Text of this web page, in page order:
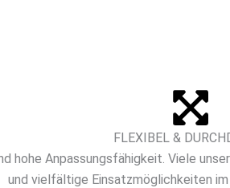
FLEXIBEL &
hohe Anpassungsfähigkeit. Viele
und vielfältige Einsatzmöglichkeiten im